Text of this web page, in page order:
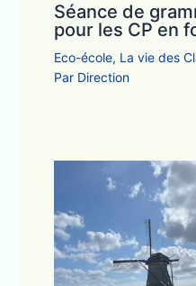
Séance de
pour les CP en
Eco-école, La vie des
Par Direction